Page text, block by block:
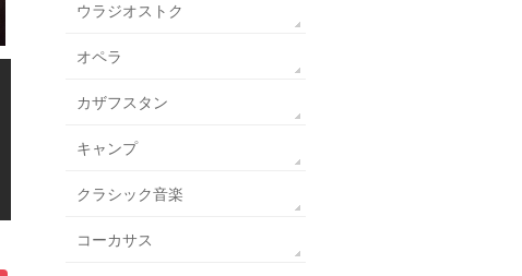
ウラジオストク
オペラ
カザフスタン
キャンプ
クラシック音楽
コーカサス